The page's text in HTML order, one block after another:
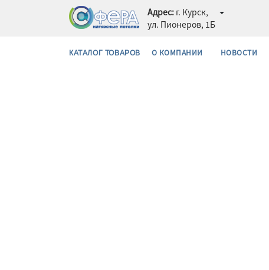
Адрес: г. Курск,
ул. Пионеров, 1Б
КАТАЛОГ ТОВАРОВ О КОМПАНИИ НОВОСТИ